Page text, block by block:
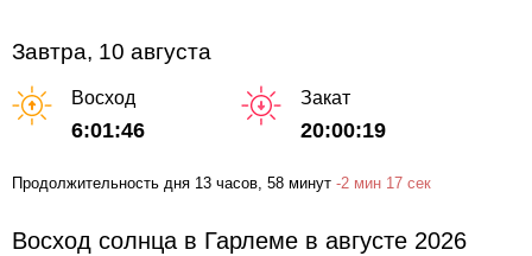
Завтра, 10 августа
Восход
6:01:46
Закат
20:00:19
Продолжительность дня 13 часов, 58 минут -2 мин 17 сек
Восход солнца в Гарлеме в августе 2026